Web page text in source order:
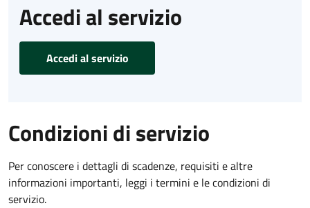
Accedi al servizio
Accedi al servizio
Condizioni di servizio
Per conoscere i dettagli di scadenze, requisiti e altre
informazioni importanti, leggi i termini e le condizioni di
servizio.